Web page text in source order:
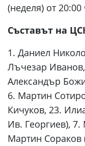
(неделя) от
Съставът на
1. Даниел
Лъчезар
Александър
6. Мартин
Кичуков, 23.
Ив. Георгиев),
Мартин Сораков